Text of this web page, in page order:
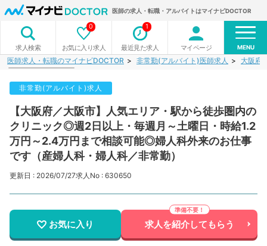
医師の求人・転職・アルバイトはマイナビDOCTOR
求人検索 お気に入り求人
0
最近見た求人
1
マイページ MENU
医師求人・転職のマイナビDOCTOR 非常勤(アルバイト)医師求人 大阪府
非常勤(アルバイト)求人
【大阪府／大阪市】人気エリア・駅から徒歩圏内の
クリニック◎週2日以上・毎週月～土曜日・時給1.2
万円～2.4万円まで相談可能◎婦人科外来のお仕事
です（産婦人科・婦人科／非常勤）
更新日 : 2026/07/27求人No : 630650
お気に入り 求人を紹介してもらう